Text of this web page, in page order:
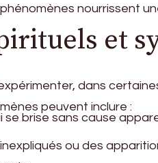
nourrissent
et
dans
peuvent inclure :
se brise sans cause
ou des